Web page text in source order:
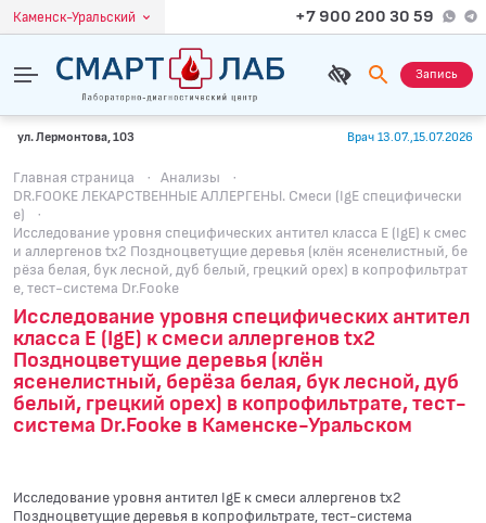
Каменск-Уральский +7 900 200 30 59
Запись
ул. Лермонтова, 103 Врач 13.07.,15.07.2026
Главная страница · Анализы
·
DR.FOOKE ЛЕКАРСТВЕННЫЕ АЛЛЕРГЕНЫ. Смеси (IgE специфически
е)
·
Исследование уровня специфических антител класса E (IgE) к смес
и аллергенов tx2 Поздноцветущие деревья (клён ясенелистный, бе
рёза белая, бук лесной, дуб белый, грецкий орех) в копрофильтрат
е, тест-система Dr.Fooke
Исследование уровня специфических антител
класса E (IgE) к смеси аллергенов tx2
Поздноцветущие деревья (клён
ясенелистный, берёза белая, бук лесной, дуб
белый, грецкий орех) в копрофильтрате, тест-
система Dr.Fooke в Каменске-Уральском
Исследование уровня антител IgE к смеси аллергенов tx2
Поздноцветущие деревья в копрофильтрате, тест-система